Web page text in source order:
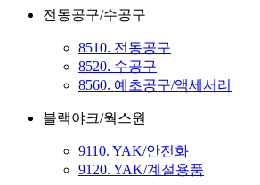
전동공구/수공구
8510. 전동공구
8520. 수공구
8560. 예초공구/액세서리
블랙야크/웍스원
9110. YAK/안전화
9120. YAK/계절용품